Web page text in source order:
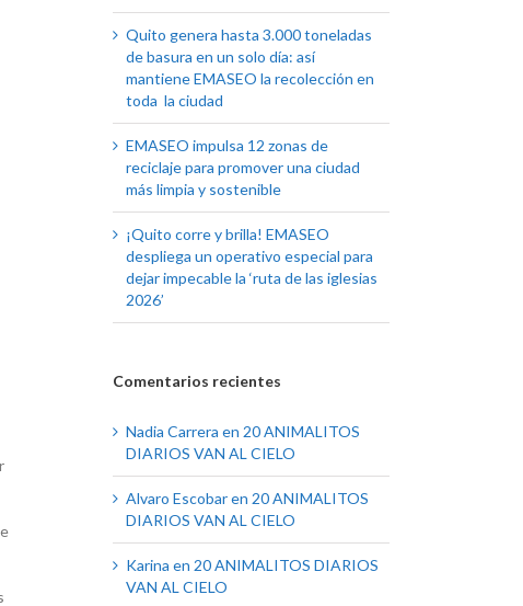
Quito genera hasta 3.000 toneladas
de basura en un solo día: así
mantiene EMASEO la recolección en
toda la ciudad
EMASEO impulsa 12 zonas de
reciclaje para promover una ciudad
más limpia y sostenible
¡Quito corre y brilla! EMASEO
despliega un operativo especial para
dejar impecable la ‘ruta de las iglesias
2026’
Comentarios recientes
Nadia Carrera en 20 ANIMALITOS
DIARIOS VAN AL CIELO
Alvaro Escobaren 20 ANIMALITOS
DIARIOS VAN AL CIELO
Karina en 20 ANIMALITOS DIARIOS
VAN AL CIELO